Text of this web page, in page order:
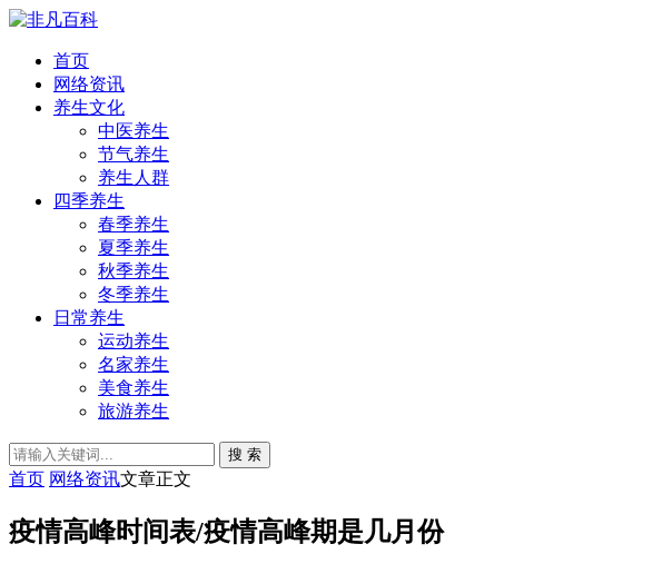
首页
网络资讯
养生文化
中医养生
节气养生
养生人群
四季养生
春季养生
夏季养生
秋季养生
冬季养生
日常养生
运动养生
名家养生
美食养生
旅游养生
搜 索
首页 网络资讯文章正文
疫情高峰时间表/疫情高峰期是几月份